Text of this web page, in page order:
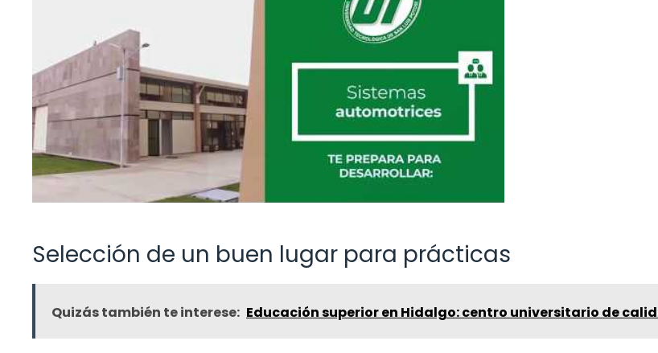
Selección de un buen lugar para prácticas
Quizás también te interese: Educación superior en Hidalgo: centro universitario de